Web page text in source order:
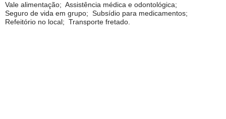
Vale alimentação; Assistência médica e odontológica;
Seguro de vida em grupo; Subsídio para medicamentos;
Refeitório no local; Transporte fretado.